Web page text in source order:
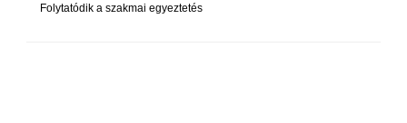
Folytatódik a szakmai egyeztetés